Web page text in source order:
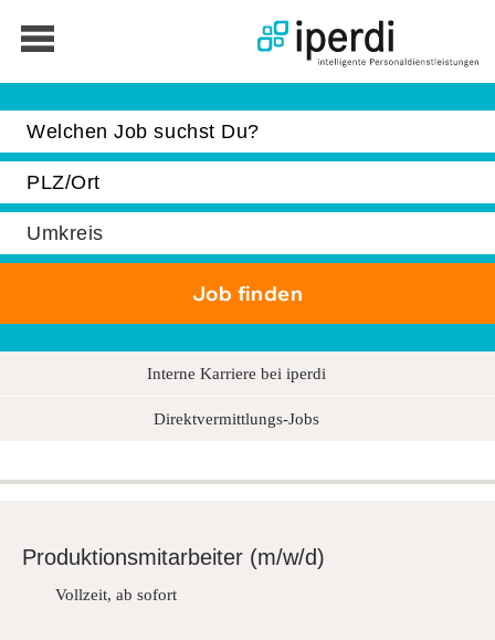
Interne Karriere bei iperdi
Direktvermittlungs-Jobs
Produk­ti­ons­mit­ar­beiter (m/w/d)
Vollzeit, ab sofort
Jobbörse
Bewerber
Über iperdi
AGB
FAQ
Sitemap